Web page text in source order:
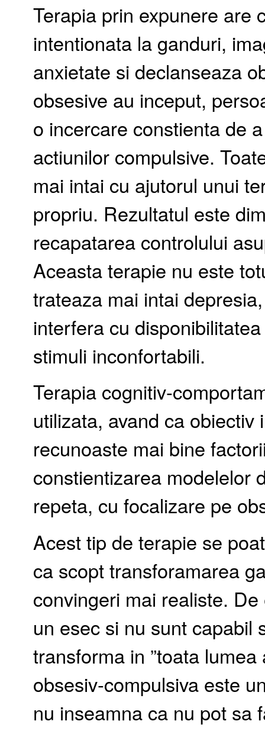
Terapia prin expunere are
intentionata la ganduri,
anxietate si declanseaza
obsesive au inceput,
o incercare constienta de
actiunilor compulsive.
mai intai cu ajutorul unui
propriu. Rezultatul este
recapatarea controlului
Aceasta terapie nu este
trateaza mai intai
interfera cu
stimuli inconfortabili.
Terapia cognitiv-
utilizata, avand ca
recunoaste mai bine
constientizarea modelelor
repeta, cu focalizare pe
Acest tip de terapie se
ca scopt transforamarea
convingeri mai realiste.
un esec si nu sunt capabil
transforma in ”toata
obsesiv-compulsiva este
nu inseamna ca nu pot sa